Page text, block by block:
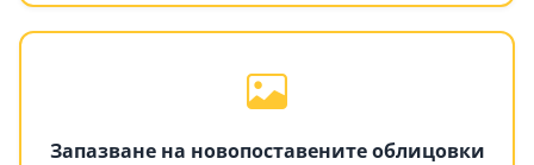
Запазване на новопоставените облицовки